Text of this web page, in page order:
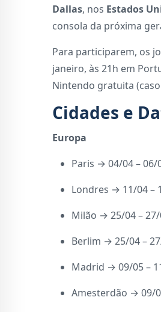
Dallas, nos Estados
consola da próxima
Para participarem, os
janeiro, às 21h em
Nintendo gratuita
Cidades e
Europa
Paris → 04/04 – 06/
Londres → 11/04 –
Milão → 25/04 –
Berlim → 25/04 –
Madrid → 09/05 –
Amesterdão → 09/